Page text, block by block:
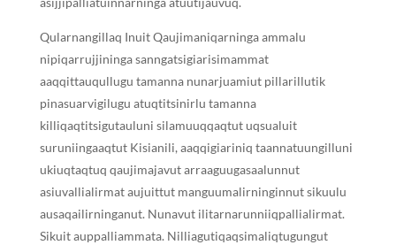
Qularnangillaq Inuit Qaujimaniqarninga ammalu
nipiqarrujjininga sanngatsigiarisimammat
aaqqittauqullugu tamanna nunarjuamiut pillarillutik
pinasuarvigilugu atuqtitsinirlu tamanna
killiqaqtitsigutauluni silamuuqqaqtut uqsualuit
suruniingaaqtut Kisianili, aaqqigiariniq taannatuungilluni
ukiuqtaqtuq qaujimajavut arraaguugasaalunnut
asiuvallialirmat aujuittut manguumalirninginnut sikuulu
ausaqailirninganut. Nunavut ilitarnarunniiqpallialirmat.
Sikuit auppalliammata. Nilliagutiqaqsimaliqtugungut